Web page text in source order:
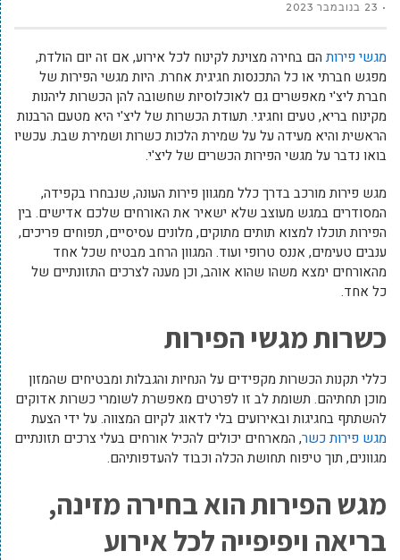
23 בנובמבר 2023
מגשי פירות הם בחירה מצוינת לקינוח לכל אירוע, אם זה יום הולדת,
מפגש חברתי או כל התכנסות חגיגית אחרת. היות מגשי הפירות של
חברת ליצ'י מאפשרים גם לאוכלוסיות שחשובה להן הכשרות ליהנות
מקינוח בריא, טעים וחגיגי. תעודת הכשרות של ליצ'י היא מטעם הרבנות
הראשית והיא מעידה על על שמירת הלכות כשרות ושמירת שבת. עכשיו
בואו נדבר על מגשי הפירות הכשרים של ליצ'י.
מגש פירות מורכב בדרך כלל ממגוון פירות העונה, שנבחרו בקפידה,
המסודרים במגש מעוצב שלא ישאיר את האורחים שלכם אדישים. בין
הפירות תוכלו למצוא תותים מתוקים, מלונים עסיסיים, תפוחים פריכים,
ענבים טעימים, אננס טרופי ועוד. המגוון הרחב מבטיח שכל אחד
מהאורחים ימצא משהו שהוא אוהב, וכן מענה לצרכים התזונתיים של
כל אחד.
כשרות מגשי הפירות
כללי תקנות הכשרות מקפידים על הנחיות והגבלות ומבטיחים שהמזון
מוכן תחתיהם. תשומת לב זו לפרטים מאפשרת לשומרי כשרות אדוקים
להשתתף בחגיגות ובאירועים בלי לדאוג לקיום המצווה. על ידי הצעת
מגש פירות כשר, המארחים יכולים להכיל אורחים בעלי צרכים תזונתיים
מגוונים, תוך טיפוח תחושת הכלה וכבוד להעדפותיהם.
מגש הפירות הוא בחירה מזינה,
בריאה ויפיפייה לכל אירוע